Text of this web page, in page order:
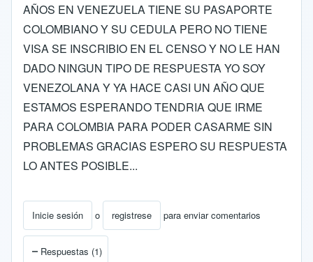
AÑOS EN VENEZUELA TIENE SU PASAPORTE
COLOMBIANO Y SU CEDULA PERO NO TIENE
VISA SE INSCRIBIO EN EL CENSO Y NO LE HAN
DADO NINGUN TIPO DE RESPUESTA YO SOY
VENEZOLANA Y YA HACE CASI UN AÑO QUE
ESTAMOS ESPERANDO TENDRIA QUE IRME
PARA COLOMBIA PARA PODER CASARME SIN
PROBLEMAS GRACIAS ESPERO SU RESPUESTA
LO ANTES POSIBLE...
Inicie sesión o registrese para enviar comentarios
Respuestas (1)